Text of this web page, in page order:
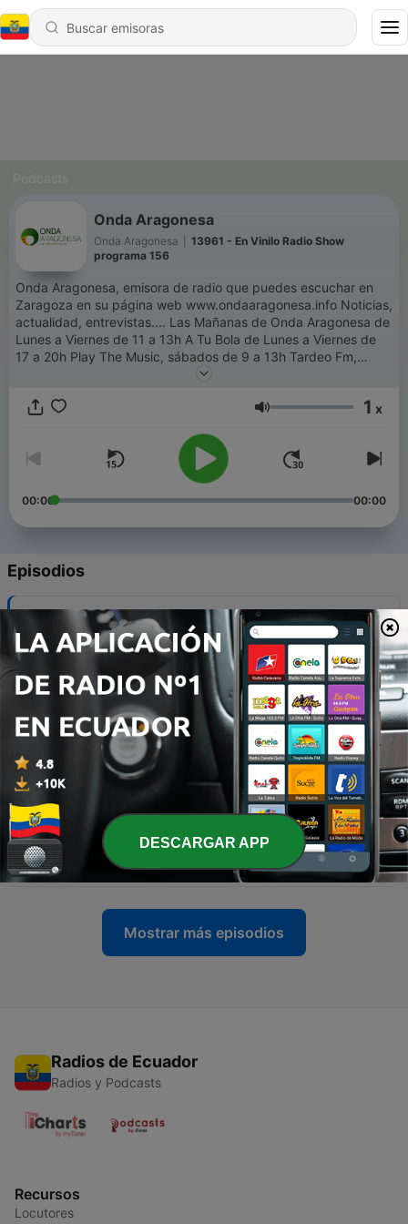
Onda Aragonesa
Onda Aragonesa
13961 - En Vinilo Radio Show
programa 156
Onda Aragonesa, emisora de radio que puedes escuchar en
Zaragoza en su página web www.ondaaragonesa.info Noticias,
actualidad, entrevistas.... Las Mañanas de Onda Aragonesa de
Lunes a Viernes de 11 a 13h A Tu Bola de Lunes a Viernes de
17 a 20h Play The Music, sábados de 9 a 13h Tardeo Fm,
sábados de 17 a 20h No te pierdas el resto de la programación
Volumen 1 x
00:00 00:00
Episodios
13961 - En Vinilo Radio Show programa 156
06 ago. 2026
13960 - En Vinilo Radio Show programa 155
05 ago. 2026
13959 ATB: Tertulia, actualidad y eclipse
05 ago. 2026
13958 - En Vinilo Radio Show programa 154
04 ago. 2026
13957 - En Vinilo Radio Show programa 153
03 ago. 2026
Mostrar más episodios
Radios de Ecuador
Radios y Podcasts
Recursos
Locutores
DESCARGAR APP